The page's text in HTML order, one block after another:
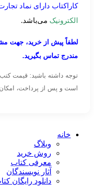
کاراکتاب دارای نماد
الکترونیک می‌باشد.
لطفاً پیش از خرید، جهت
مندرج تماس بگیرید.
توجه داشته باشید: قیمت
است و پس از پرداخت،
خانه
وبلاگ
روش خرید
معرفی کتاب
آثار نویسندگان
دانلود رایگان